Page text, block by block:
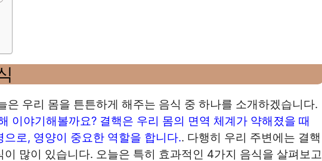
은 우리 몸을 튼튼하게 해주는 음식 중 하나를 소개하겠습니다.
이야기해볼까요? 결핵은 우리 몸의 면역 체계가 약해졌을 때
로, 영양이 중요한 역할을 합니다.. 다행히 우리 주변에는 결핵
이 많이 있습니다. 오늘은 특히 효과적인 4가지 음식을 살펴보고